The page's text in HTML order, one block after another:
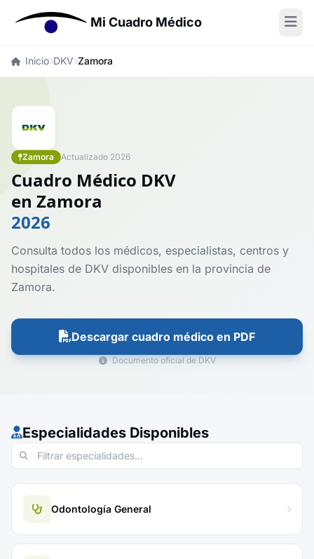
Mi Cuadro Médico
Inicio DKV Zamora
Zamora Actualizado 2026
Cuadro Médico DKV
en Zamora
2026
Consulta todos los médicos, especialistas, centros y
hospitales de DKV disponibles en la provincia de
Zamora.
Descargar cuadro médico en PDF
Documento oficial de DKV
Especialidades Disponibles
Odontología General